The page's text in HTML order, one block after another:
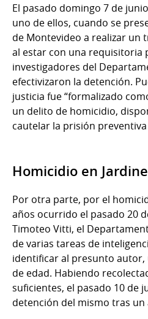
El pasado domingo 7 de
uno de ellos, cuando se
de Montevideo a realizar un
al estar con una requisitoria
investigadores del
efectivizaron la detención.
justicia fue “formalizado
un delito de homicidio,
cautelar la prisión preventiva
Homicidio en
Por otra parte, por el
años ocurrido el pasado 20
Timoteo Vitti, el
de varias tareas de
identificar al presunto autor,
de edad. Habiendo
suficientes, el pasado 10 de
detención del mismo tras un